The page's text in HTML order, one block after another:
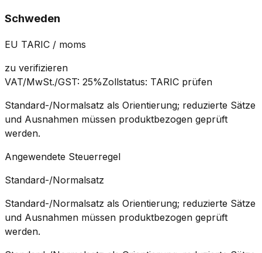
Schweden
EU TARIC / moms
zu verifizieren
VAT/MwSt./GST: 25%Zollstatus: TARIC prüfen
Standard-/Normalsatz als Orientierung; reduzierte Sätze
und Ausnahmen müssen produktbezogen geprüft
werden.
Angewendete Steuerregel
Standard-/Normalsatz
Standard-/Normalsatz als Orientierung; reduzierte Sätze
und Ausnahmen müssen produktbezogen geprüft
werden.